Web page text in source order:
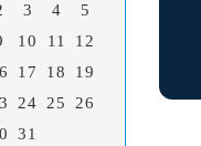
3 4
5
10 11
12
17 18
19
24 25
26
31